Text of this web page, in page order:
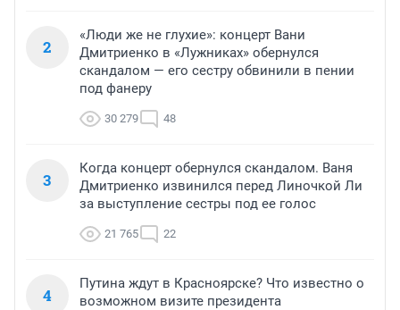
2
«Люди же не глухие»: концерт Вани
Дмитриенко в «Лужниках» обернулся
скандалом — его сестру обвинили в пении
под фанеру
30 279 48
3
Когда концерт обернулся скандалом. Ваня
Дмитриенко извинился перед Линочкой Ли
за выступление сестры под ее голос
21 765 22
4
Путина ждут в Красноярске? Что известно о
возможном визите президента